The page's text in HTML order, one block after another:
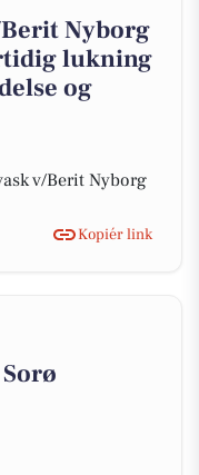
Nyborg
lukning
og
v/Berit Nyborg
Kopiér link